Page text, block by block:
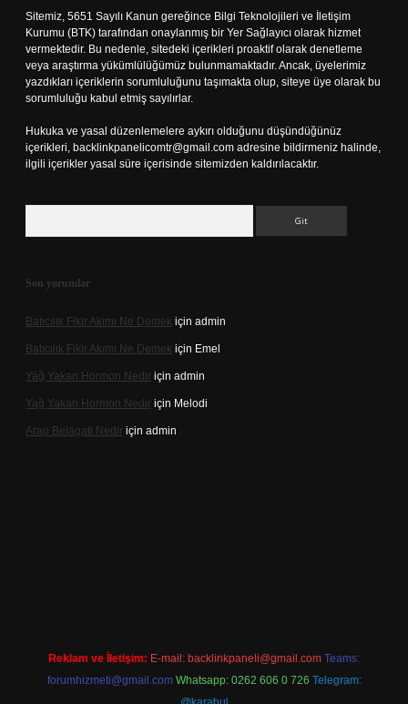
Sitemiz, 5651 Sayılı Kanun gereğince Bilgi Teknolojileri ve İletişim
Kurumu (BTK) tarafından onaylanmış bir Yer Sağlayıcı olarak hizmet
vermektedir. Bu nedenle, sitedeki içerikleri proaktif olarak denetleme
veya araştırma yükümlülüğümüz bulunmamaktadır. Ancak, üyelerimiz
yazdıkları içeriklerin sorumluluğunu taşımakta olup, siteye üye olarak bu
sorumluluğu kabul etmiş sayılırlar.
Hukuka ve yasal düzenlemelere aykırı olduğunu düşündüğünüz
içerikleri, backlinkpanelicomtr@gmail.com adresine bildirmeniz halinde,
ilgili içerikler yasal süre içerisinde sitemizden kaldırılacaktır.
Son yorumlar
Batıcılık Fikir Akımı Ne Demek için admin
Batıcılık Fikir Akımı Ne Demek için Emel
Yağ Yakan Hormon Nedir için admin
Yağ Yakan Hormon Nedir için Melodi
Arap Belagati Nedir için admin
Reklam ve İletişim: E-mail: backlinkpaneli@gmail.com Teams:
forumhizmeti@gmail.com Whatsapp: 0262 606 0 726 Telegram: